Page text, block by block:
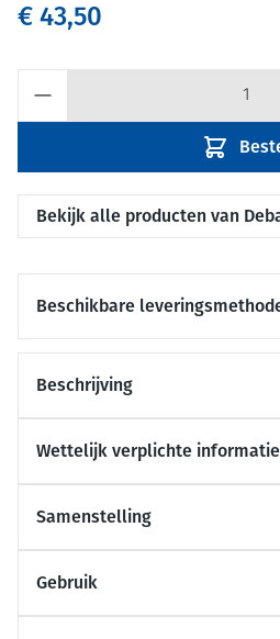
€ 43,50
Bekijk alle producten van
Beschikbare
Beschrijving
Wettelijk verplichte informatie
Samenstelling
Gebruik